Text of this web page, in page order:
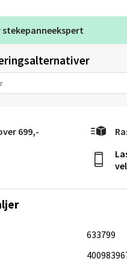
stekepanneekspert
699,-
633799